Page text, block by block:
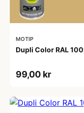
MOTIP
Dupli Color RAL
99,00 kr